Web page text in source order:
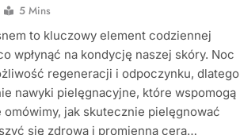
5 Mins
to kluczowy element codziennej
wpłynąć na kondycję naszej skóry. Noc
regeneracji i odpoczynku, dlatego
nawyki pielęgnacyjne, które wspomogą
jak skutecznie pielęgnować
się zdrową i promienną cerą…